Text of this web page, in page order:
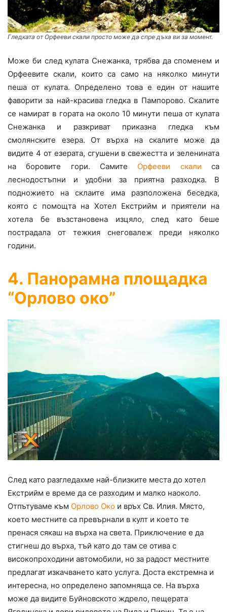
Гледката от Орфееви скали просто може да спре дъха ви за момент.
Може би след кулата Снежанка, трябва да споменем и
Орфеевите скали, които са само на няколко минути
пеша от кулата. Определено това е един от нашите
фаворити за най-красива гледка в Пампорово. Скалите
се намират в гората на около 10 минути пеша от кулата
Снежанка и разкриват приказна гледка към
смолянските езера. От върха на скалите може да
видите 4 от езерата, сгушени в свежестта и зеленината
на боровите гори. Самите Орфееви скали са
леснодостъпни и удобни за приятна разходка. В
подножието на склаите има разположена беседка,
която с помощта на Хотел Екстрийм и приятели на
хотела бе възстановена изцяло, след като беше
пострадала от тежкия снеговалеж преди няколко
години.
4. Панорамна площадка
“Орлово око”
След като разгледахме най-близките места до хотел
Екстрийм е време да се разходим и малко наоколо.
Отпътуваме към Орлово Око и връх Св. Илия. Място,
което местните са превърнали в култ и което те
пренася сякаш на върха на света. Приключение е да
стигнеш до върха, тъй като до там се отива с
високопроходини автомобили, но за радост местните
предлагат изкачването като услуга. Доста екстремна и
интересна, но определено запомняща се. На върха
може да видите Буйновското ждрело, пещерата